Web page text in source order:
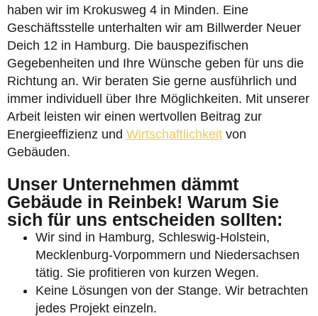
haben wir im Krokusweg 4 in Minden. Eine
Geschäftsstelle unterhalten wir am Billwerder Neuer
Deich 12 in Hamburg. Die bauspezifischen
Gegebenheiten und Ihre Wünsche geben für uns die
Richtung an. Wir beraten Sie gerne ausführlich und
immer individuell über Ihre Möglichkeiten. Mit unserer
Arbeit leisten wir einen wertvollen Beitrag zur
Energieeffizienz und Wirtschaftlichkeit von
Gebäuden.
Unser Unternehmen dämmt
Gebäude in Reinbek! Warum Sie
sich für uns entscheiden sollten:
Wir sind in Hamburg, Schleswig-Holstein,
Mecklenburg-Vorpommern und Niedersachsen
tätig. Sie profitieren von kurzen Wegen.
Keine Lösungen von der Stange. Wir betrachten
jedes Projekt einzeln.